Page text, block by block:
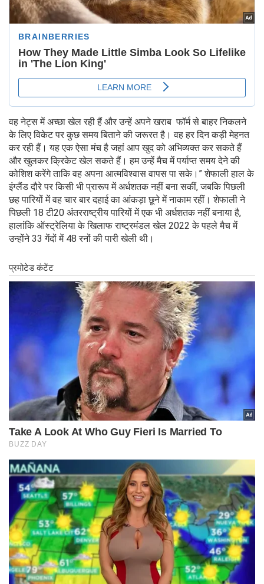
वह नेट्स में अच्छा खेल रही हैं और उन्हें अपने खराब फॉर्म से बाहर निकलने
के लिए विकेट पर कुछ समय बिताने की जरूरत है। वह हर दिन कड़ी मेहनत
कर रही हैं। यह एक ऐसा मंच है जहां आप खुद को अभिव्यक्त कर सकते हैं
और खुलकर क्रिकेट खेल सकते हैं। हम उन्हें मैच में पर्याप्त समय देने की
कोशिश करेंगे ताकि वह अपना आत्मविश्वास वापस पा सके।” शेफाली हाल के
इंग्लैंड दौरे पर किसी भी प्रारूप में अर्धशतक नहीं बना सकीं, जबकि पिछली
छह पारियों में वह चार बार दहाई का आंकड़ा छूने में नाकाम रहीं। शेफाली ने
पिछली 18 टी20 अंतरराष्ट्रीय पारियों में एक भी अर्धशतक नहीं बनाया है,
हालांकि ऑस्ट्रेलिया के खिलाफ राष्ट्रमंडल खेल 2022 के पहले मैच में
उन्होंने 33 गेंदों में 48 रनों की पारी खेली थी।